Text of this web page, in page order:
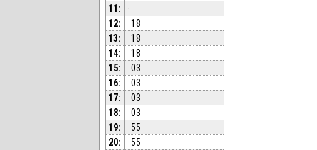
11:
·
12:
18
13:
18
14:
18
15:
03
16:
03
17:
03
18:
03
19:
55
20:
55